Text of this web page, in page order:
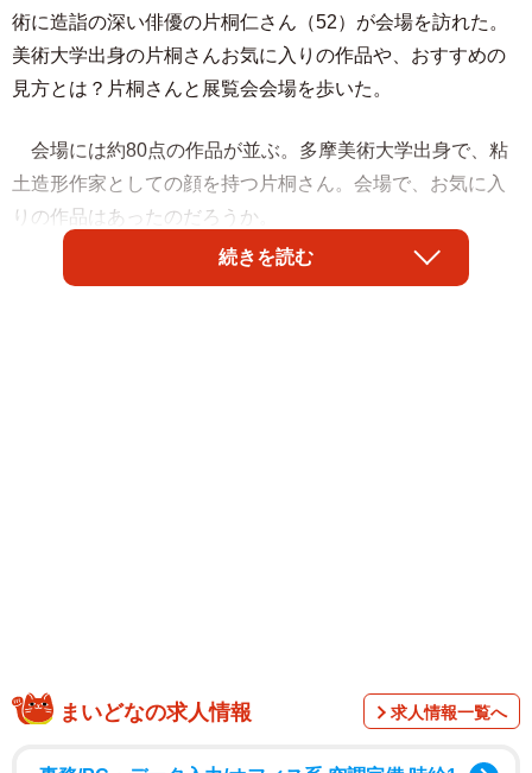
術に造詣の深い俳優の片桐仁さん（52）が会場を訪れた。
美術大学出身の片桐さんお気に入りの作品や、おすすめの
見方とは？片桐さんと展覧会会場を歩いた。
会場には約80点の作品が並ぶ。多摩美術大学出身で、粘
土造形作家としての顔を持つ片桐さん。会場で、お気に入
りの作品はあったのだろうか。
続きを読む
まいどなの求人情報 求人情報一覧へ